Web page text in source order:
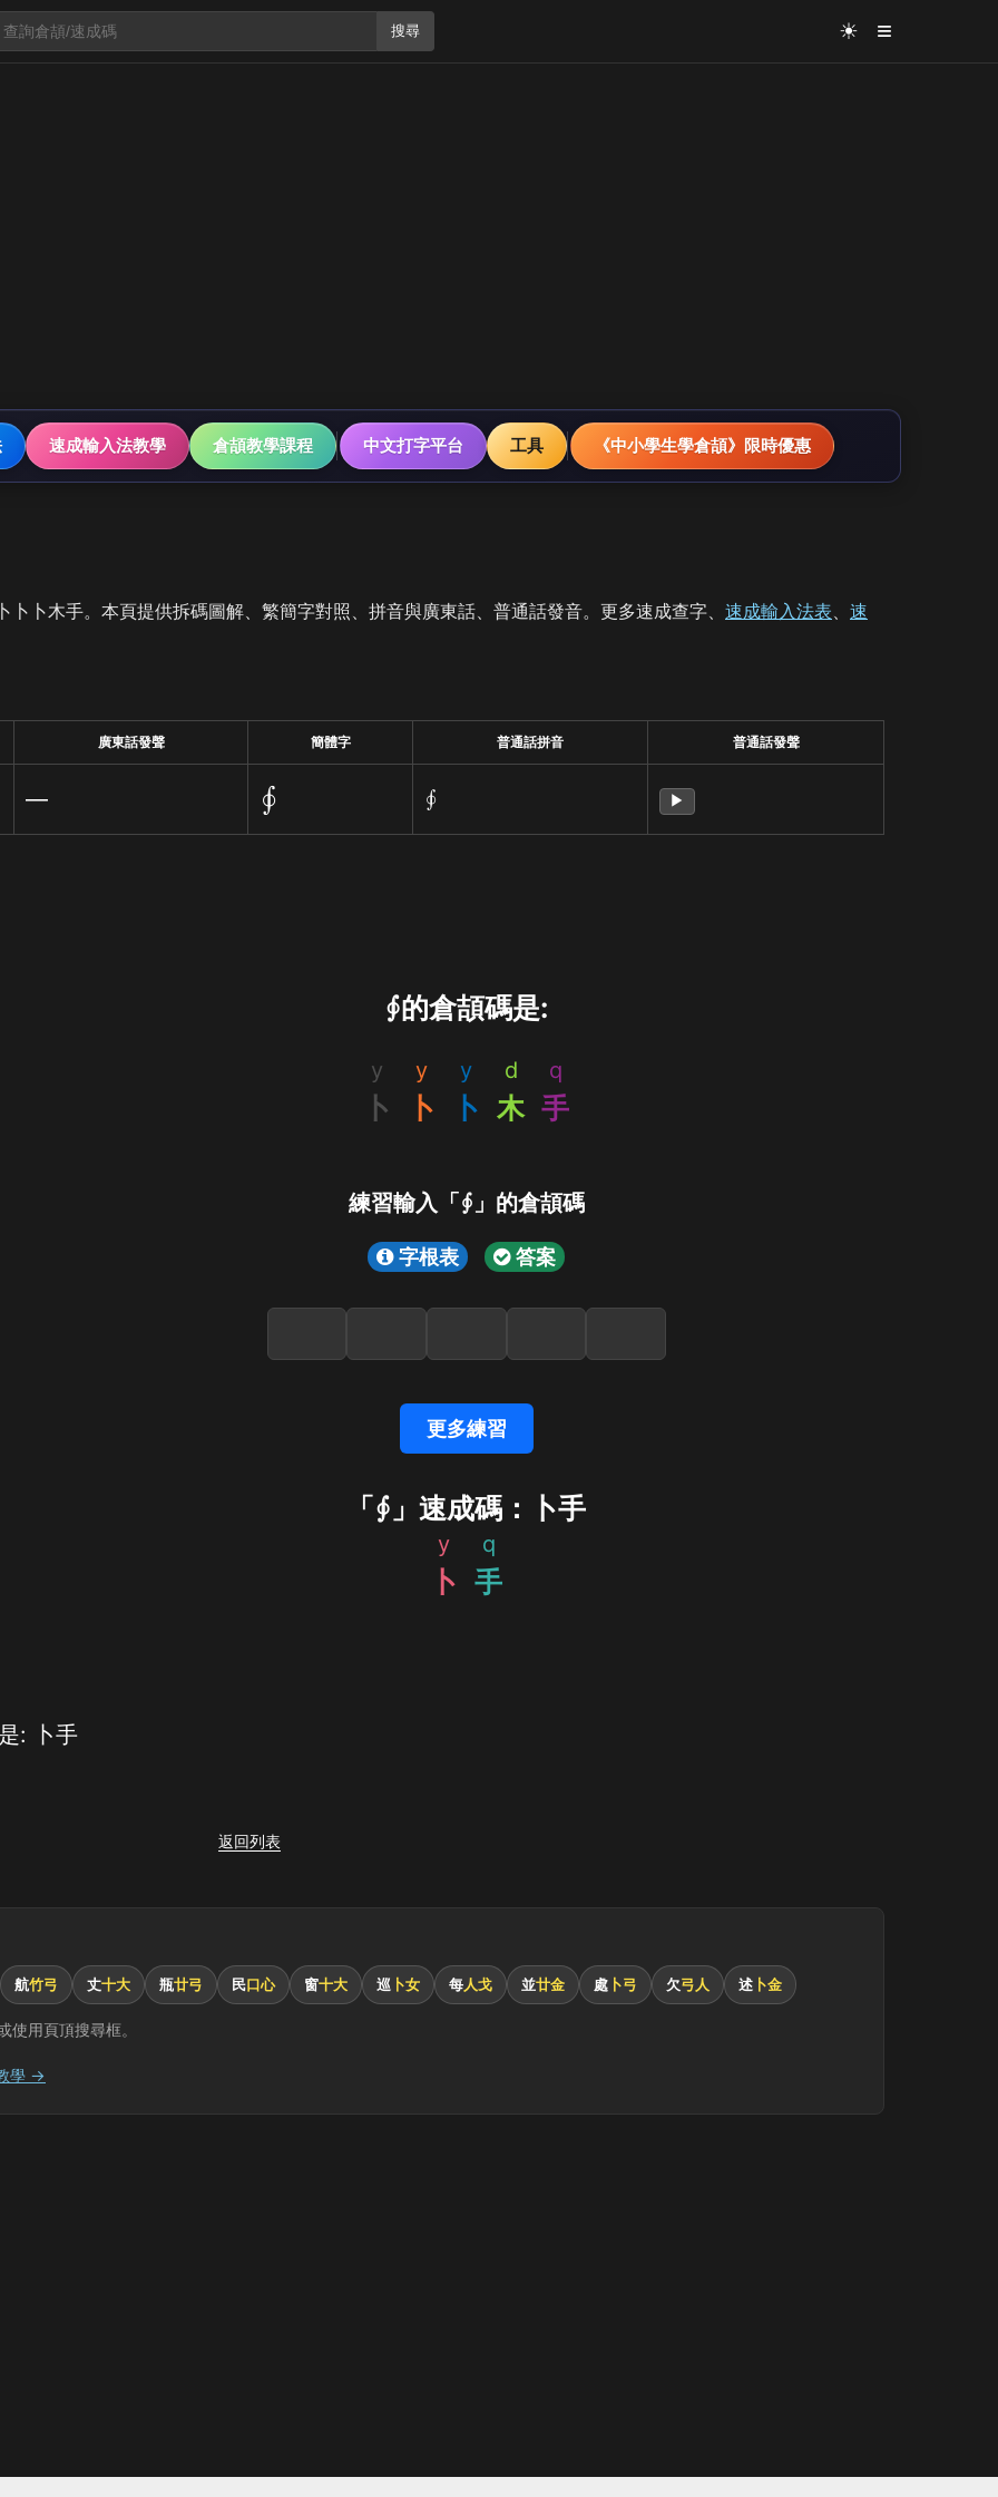
搜尋 ☀ ≡
速成輸入法教學 倉頡教學課程 中文打字平台 工具 《中小學生學倉頡》限時優惠
卜木手。本頁提供拆碼圖解、繁簡字對照、拼音與廣東話、普通話發音。更多速成查字、 速成輸入法表、 速
廣東話發聲 簡體字 普通話拼音 普通話發聲
— ∮ ∮ ▶
∮的倉頡碼是:
y
卜
y
卜
y
卜
d
木
q
手
練習輸入「∮」的倉頡碼
字根表 答案
更多練習
「∮」速成碼：卜手
y
卜
q
手
: 卜手
返回列表
航竹弓 丈十大 瓶廿弓 民口心 窗十大 巡 卜女 每人戈 並廿金 處 卜弓 欠弓人 述 卜金
用頁頂搜尋框。
學 →